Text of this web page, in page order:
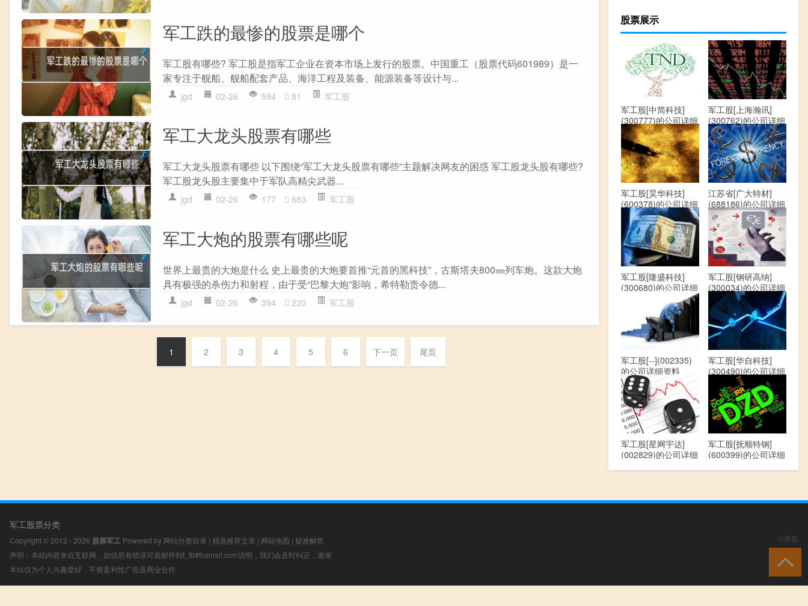
军工跌的最惨的股票是哪个
军工股有哪些? 军工股是指军工企业在资本市场上发行的股票。中国重工（股票代码601989）是一
家专注于舰船、舰船配套产品、海洋工程及装备、能源装备等设计与...
jgd 02-26 594 81 军工股
军工大龙头股票有哪些
军工大龙头股票有哪些 以下围绕“军工大龙头股票有哪些”主题解决网友的困惑 军工股龙头股有哪些?
军工股龙头股主要集中于军队高精尖武器...
jgd 02-26 177 683 军工股
军工大炮的股票有哪些呢
世界上最贵的大炮是什么 史上最贵的大炮要首推“元首的黑科技”，古斯塔夫800㎜列车炮。这款大炮
具有极强的杀伤力和射程，由于受“巴黎大炮”影响，希特勒责令德...
jgd 02-26 394 220 军工股
1 2 3 4 5 6 下一页 尾页
股票展示
军工股[中简科技]
(300777)的公司详细
资料
军工股[上海瀚讯]
(300762)的公司详细
资料
军工股[昊华科技]
(600378)的公司详细
资料
江苏省[广大特材]
(688186)的公司详细
资料
军工股[隆盛科技]
(300680)的公司详细
军工股[钢研高纳]
(300034)的公司详细
资料
军工股[--](002335)
的公司详细资料
军工股[华自科技]
(300490)的公司详细
军工股[星网宇达]
(002829)的公司详细
军工股[抚顺特钢]
(600399)的公司详细
军工股票分类
Copyright © 2012 - 2026 股票军工 Powered by 网站分类目录 | 精选推荐文章 | 网站地图 | 疑难解答
声明：本站内容来自互联网，如信息有错误可发邮件到f_fb#foxmail.com说明，我们会及时纠正，谢谢
本站仅为个人兴趣爱好，不接盈利性广告及商业合作
小男孩